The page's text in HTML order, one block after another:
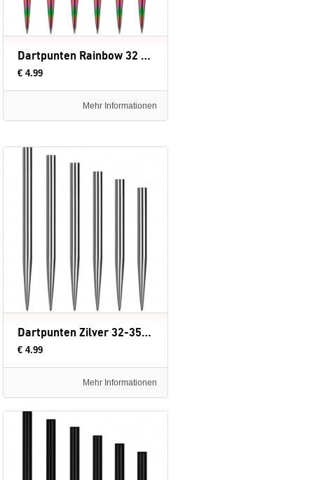
Dartpunten Rainbow 32 mm
€ 4.99
Mehr Informationen
Dartpunten Zilver 32-35-38-40 mm
€ 4.99
Mehr Informationen